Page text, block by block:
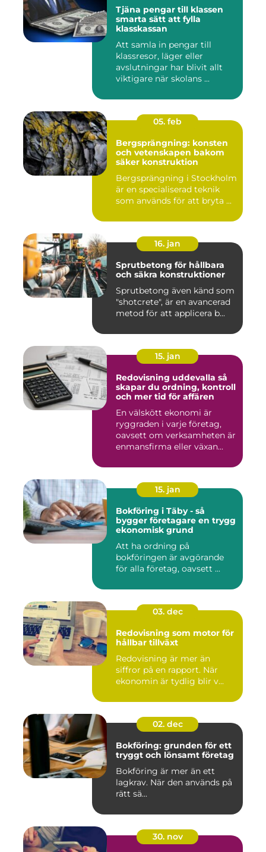
Tjäna pengar till klassen
smarta sätt att fylla
klasskassan
Att samla in pengar till
klassresor, läger eller
avslutningar har blivit allt
viktigare när skolans ...
05. feb
Bergsprängning: konsten
och vetenskapen bakom
säker konstruktion
Bergsprängning i Stockholm
är en specialiserad teknik
som används för att bryta ...
16. jan
Sprutbetong för hållbara
och säkra konstruktioner
Sprutbetong även känd som
"shotcrete", är en avancerad
metod för att applicera b...
15. jan
Redovisning uddevalla så
skapar du ordning, kontroll
och mer tid för affären
En välskött ekonomi är
ryggraden i varje företag,
oavsett om verksamheten är
enmansfirma eller växan...
15. jan
Bokföring i Täby - så
bygger företagare en trygg
ekonomisk grund
Att ha ordning på
bokföringen är avgörande
för alla företag, oavsett ...
03. dec
Redovisning som motor för
hållbar tillväxt
Redovisning är mer än
siffror på en rapport. När
ekonomin är tydlig blir v...
02. dec
Bokföring: grunden för ett
tryggt och lönsamt företag
Bokföring är mer än ett
lagkrav. När den används på
rätt sä...
30. nov